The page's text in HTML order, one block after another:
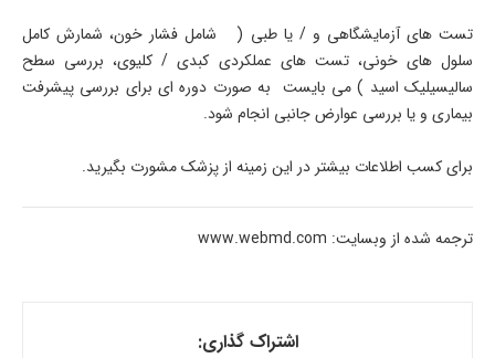
تست های آزمایشگاهی و / یا طبی ( شامل فشار خون، شمارش کامل
سلول های خونی، تست های عملکردی کبدی / کلیوی، بررسی سطح
سالیسیلیک اسید ) می بایست به صورت دوره ای برای بررسی پیشرفت
بیماری و یا بررسی عوارض جانبی انجام شود.
برای کسب اطلاعات بیشتر در این زمینه از پزشک مشورت بگیرید.
ترجمه شده از وبسایت: www.webmd.com
اشتراک گذاری: